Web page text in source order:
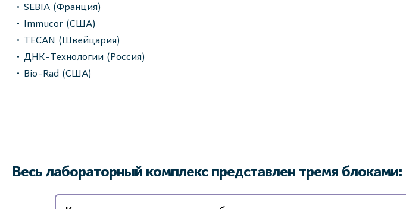
SEBIA (Франция)
Immucor (США)
TECAN (Швейцария)
ДНК-Технологии (Россия)
Bio-Rad (США)
Весь лабораторный комплекс представлен тремя блоками: